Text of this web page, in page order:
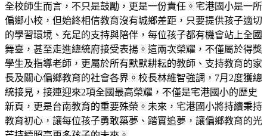
全校師生而言，不只是鼓勵，更是一份責任。宅港國小是一所
偏鄉小校，但始終相信教育沒有城鄉差距，只要提供孩子適切
的學習環境、充足的支持與陪伴，每位孩子都有機會站上全國
舞臺，甚至走進總統府接受表揚。這兩次榮耀，不僅屬於得獎
學生及指導老師，更屬於所有默默耕耘的教師、支持教育的家
長及關心偏鄉教育的社會各界。校長林維智強調，7月2度獲總
統接見，接連迎來2項全國最高榮耀，不僅是宅港國小的歷史
新頁，更是台南教育的重要殊榮。未來，宅港國小將持續秉持
教育初心，讓每位孩子勇敢築夢、踏實追夢，讓偏鄉教育的光